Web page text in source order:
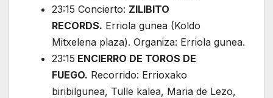
23:15 Concierto: ZILIBITO
RECORDS. Erriola gunea (Koldo
Mitxelena plaza). Organiza: Erriola gunea.
23:15 ENCIERRO DE TOROS DE
FUEGO. Recorrido: Errioxako
biribilgunea, Tulle kalea, Maria de Lezo,